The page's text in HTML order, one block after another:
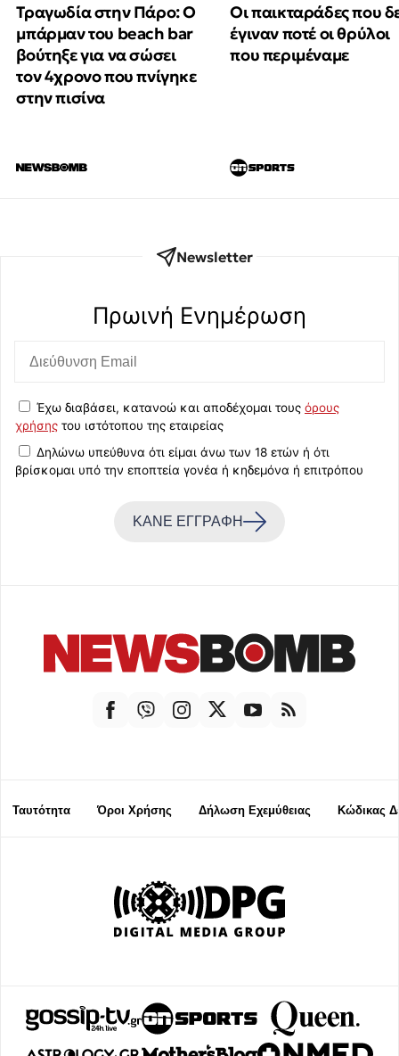
Τραγωδία στην Πάρο: Ο
μπάρμαν του beach bar
βούτηξε για να σώσει
τον 4χρονο που πνίγηκε
στην πισίνα
Οι παικταράδες που
έγιναν ποτέ οι θρύλοι
που περιμέναμε
Newsletter
Πρωινή Eνημέρωση
Έχω διαβάσει, κατανοώ και αποδέχομαι τους όρους
χρήσης του ιστότοπου της εταιρείας
Δηλώνω υπεύθυνα ότι είμαι άνω των 18 ετών ή ότι
βρίσκομαι υπό την εποπτεία γονέα ή κηδεμόνα ή επιτρόπου
ΚΑΝΕ ΕΓΓΡΑΦΗ
Ταυτότητα Όροι Χρήσης Δήλωση Εχεμύθειας Κώδικας